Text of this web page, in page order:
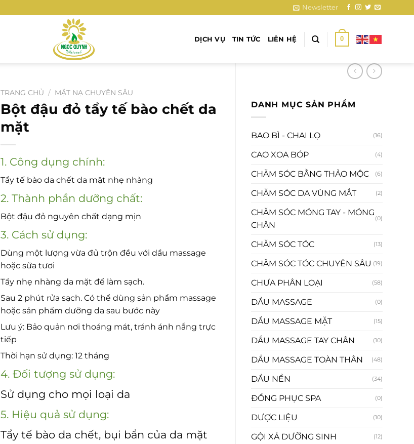
Newsletter
DỊCH VỤ TIN TỨC LIÊN HỆ 0
DANH MỤC SẢN PHẨM
BAO BÌ - CHAI LỌ (16)
CAO XOA BÓP (4)
CHĂM SÓC BẰNG THẢO MỘC (6)
CHĂM SÓC DA VÙNG MẮT (2)
CHĂM SÓC MÓNG TAY - MÓNG
CHÂN
(0)
CHĂM SÓC TÓC (13)
CHĂM SÓC TÓC CHUYÊN SÂU (19)
CHƯA PHÂN LOẠI (58)
DẦU MASSAGE (0)
DẦU MASSAGE MẶT (15)
DẦU MASSAGE TAY CHÂN (10)
DẦU MASSAGE TOÀN THÂN (48)
DẦU NỀN (34)
ĐỒNG PHỤC SPA (0)
DƯỢC LIỆU (10)
GỘI XẢ DƯỠNG SINH (12)
TRANG CHỦ / MẶT NẠ CHUYÊN SÂU
Bột đậu đỏ tẩy tế bào chết da
mặt
1. Công dụng chính:
Tẩy tế bào da chết da mặt nhẹ nhàng
2. Thành phần dưỡng chất:
Bột đậu đỏ nguyên chất dạng mịn
3. Cách sử dụng:
Dùng một lượng vừa đủ trộn đều với dầu massage
hoặc sữa tươi
Tẩy nhẹ nhàng da mặt để làm sạch.
Sau 2 phút rửa sạch. Có thể dùng sản phẩm massage
hoặc sản phẩm dưỡng da sau bước này
Lưu ý: Bảo quản nơi thoáng mát, tránh ánh nắng trực
tiếp
Thời hạn sử dụng: 12 tháng
4. Đối tượng sử dụng:
Sử dụng cho mọi loại da
5. Hiệu quả sử dụng:
Tẩy tế bào da chết, bụi bẩn của da mặt